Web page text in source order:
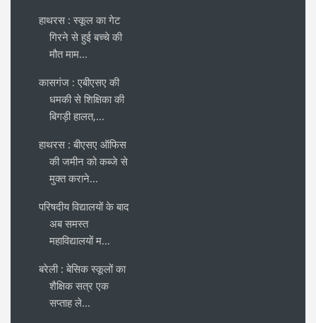
हाथरस : स्कूल का गेट
गिरने से हुई बच्चे की
मौत माम...
कासगंज : एबीएसए की
धमकी से शिक्षिका की
बिगड़ी हालत,...
हाथरस : बीएसए ऑफिस
की जमीन को कब्जे से
मुक्त कराने...
परिषदीय विद्यालयों के बाद
अब समस्त
महाविद्यालयों म...
बरेली : बेसिक स्कूलों का
शैक्षिक सत्र एक
सप्ताह ले...